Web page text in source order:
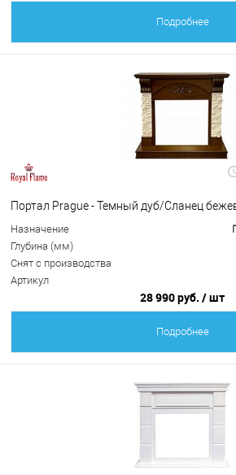
Подробнее
Портал Prague - Темный дуб/Сланец
Назначение
Глубина (мм)
Снят с производства
Артикул
28 990 руб. / шт
Подробнее